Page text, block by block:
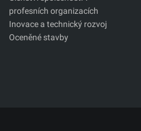
profesních organizacích
Inovace a technický rozvoj
Oceněné stavby